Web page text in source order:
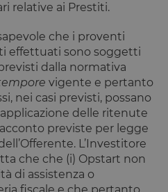
relative ai Prestiti.
che i proventi
effettuati sono soggetti
dalla normativa
vigente e pertanto
nei casi previsti, possano
delle ritenute
previste per legge
L’Investitore
che che (i) Opstart non
di assistenza o